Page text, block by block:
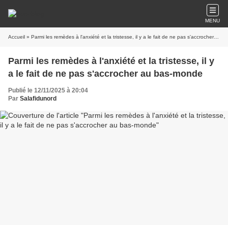
MENU
Accueil » Parmi les remèdes à l'anxiété et la tristesse, il y a le fait de ne pas s'accrocher au bas-monde
Parmi les remèdes à l'anxiété et la tristesse, il y
a le fait de ne pas s'accrocher au bas-monde
Publié le 12/11/2025 à 20:04
Par Salafidunord